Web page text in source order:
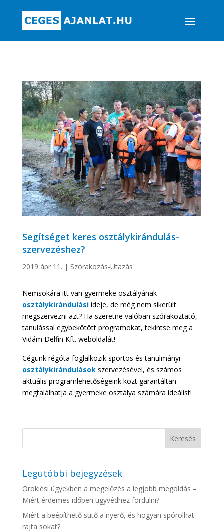
Segítséget keres osztálykirándulás-
szervezéshez?
2019 ápr 11. | Szórakozás-Utazás
Nemsokára itt van gyermeke osztályának
osztálykirándulásiideje, de még nem sikerült
megszervezni azt? Ha szeretne valóban szórakoztató,
tanulással egybekötött programokat, tekintse meg a
Vidám Delfin Kft. weboldalát!
Cégünk régóta foglalkozik sportos és tanulmányi
osztálykirándulásokszervezésével, és számos
aktuális programlehetőségeink közt garantáltan
megtalálhatja a gyermeke osztálya számára ideálist!
Legutóbbi bejegyzések
Öröklési ügyekben a megelőzés a legjobb megoldás –
Miért érdemes időben ügyvédhez fordulni?
Miért a beépíthető sütő a nyerő, és hogyan spórolhat
rajta sokat?